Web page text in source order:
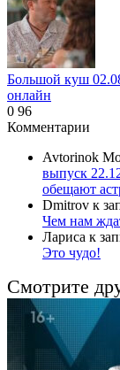
Большой куш
онлайн
0 96
Комментарии
Avtorinok
выпуск
обещают
Dmitrov к
Чем нам
Лариса к
Это чудо!
Смотрите